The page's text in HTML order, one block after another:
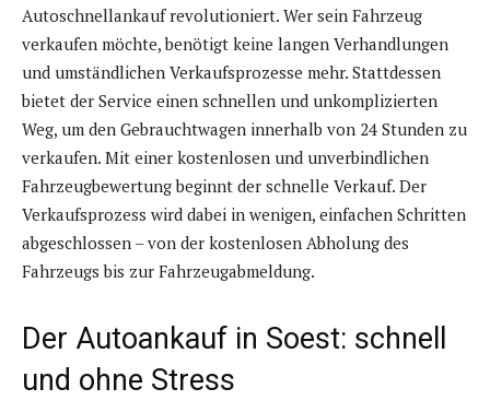
Autoschnellankauf revolutioniert. Wer sein Fahrzeug
verkaufen möchte, benötigt keine langen Verhandlungen
und umständlichen Verkaufsprozesse mehr. Stattdessen
bietet der Service einen schnellen und unkomplizierten
Weg, um den Gebrauchtwagen innerhalb von 24 Stunden zu
verkaufen. Mit einer kostenlosen und unverbindlichen
Fahrzeugbewertung beginnt der schnelle Verkauf. Der
Verkaufsprozess wird dabei in wenigen, einfachen Schritten
abgeschlossen – von der kostenlosen Abholung des
Fahrzeugs bis zur Fahrzeugabmeldung.
Der Autoankauf in Soest: schnell
und ohne Stress